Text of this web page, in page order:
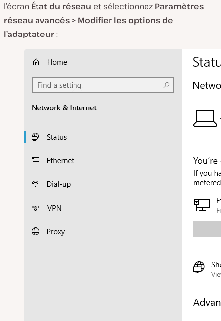
l’écran État du réseau et sélectionnez Paramètres
réseau avancés > Modifier les options de
l’adaptateur: